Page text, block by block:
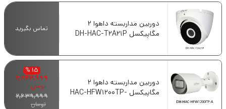
دوربین مداربسته داهوا 2
مگاپیکسل DH-HAC-T2A21P
تماس بگیرید
دوربین مداربسته داهوا 2
مگاپیکسل HAC-HFW1200TP-
15 %
2,243,999
تومان
2,639,999
تومان